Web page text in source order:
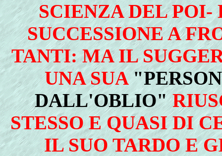
SCIENZA DEL POI-
SUCCESSIONE A
TANTI: MA IL
UNA SUA
DALL'OBLIO"
STESSO E QUASI DI
IL SUO TARDO E